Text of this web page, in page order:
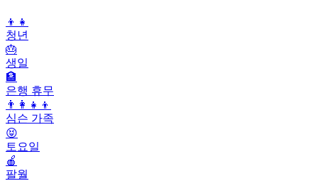
👦👧
청년
🎂
생일
🏦
은행 휴무
👨‍👩‍👧‍👦
심슨 가족
😝
토요일
🍎
팔월